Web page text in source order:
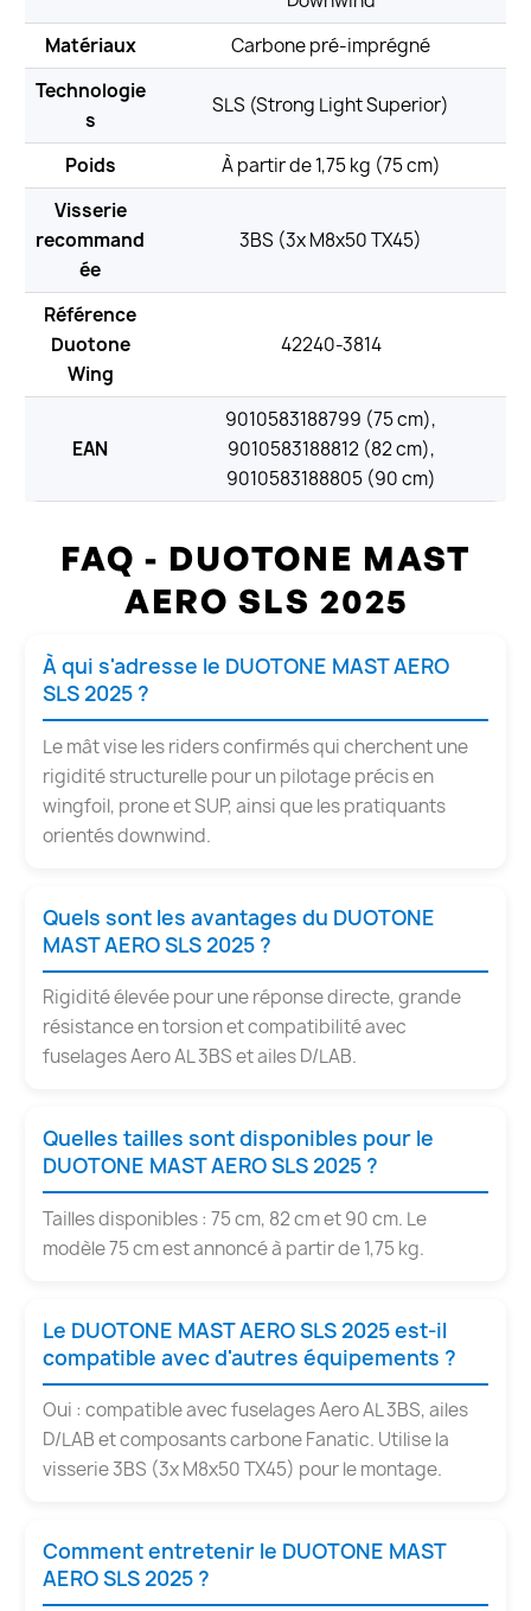
Matériaux
Carbone pré-imprégné
Technologie
s
SLS (Strong Light Superior)
Poids
À partir de 1,75 kg (75 cm)
Visserie
recommand
ée
3BS (3x M8x50 TX45)
Référence
Duotone
Wing
42240-3814
EAN
9010583188799 (75 cm),
9010583188812 (82 cm),
9010583188805 (90 cm)
FAQ - DUOTONE MAST
AERO SLS 2025
À qui s'adresse le DUOTONE MAST AERO
SLS 2025 ?
Le mât vise les riders confirmés qui cherchent une
rigidité structurelle pour un pilotage précis en
wingfoil, prone et SUP, ainsi que les pratiquants
orientés downwind.
Quels sont les avantages du DUOTONE
MAST AERO SLS 2025 ?
Rigidité élevée pour une réponse directe, grande
résistance en torsion et compatibilité avec
fuselages Aero AL 3BS et ailes D/LAB.
Quelles tailles sont disponibles pour le
DUOTONE MAST AERO SLS 2025 ?
Tailles disponibles : 75 cm, 82 cm et 90 cm. Le
modèle 75 cm est annoncé à partir de 1,75 kg.
Le DUOTONE MAST AERO SLS 2025 est-il
compatible avec d'autres équipements ?
Oui : compatible avec fuselages Aero AL 3BS, ailes
D/LAB et composants carbone Fanatic. Utilise la
visserie 3BS (3x M8x50 TX45) pour le montage.
Comment entretenir le DUOTONE MAST
AERO SLS 2025 ?